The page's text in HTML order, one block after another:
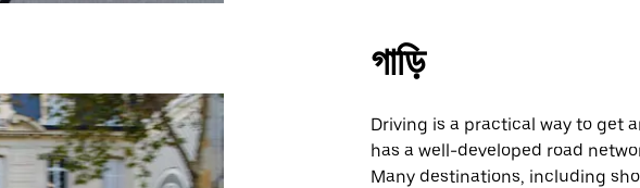
গাড়ি
Driving is a practical way to get
has a well-developed road
Many destinations, including